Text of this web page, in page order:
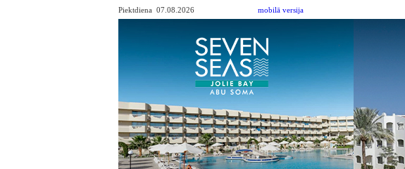
Piektdiena 07.08.2026 mobilā versija